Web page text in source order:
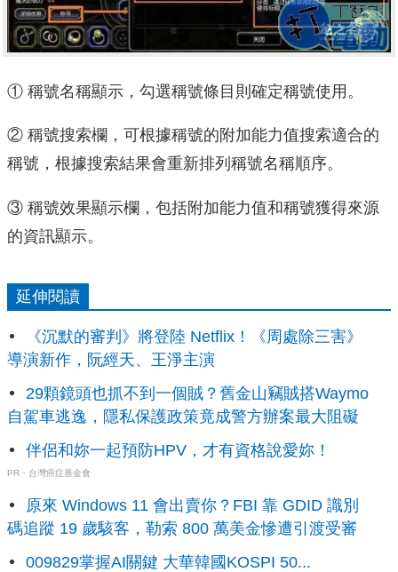
① 稱號名稱顯示，勾選稱號條目則確定稱號使用。
② 稱號搜索欄，可根據稱號的附加能力值搜索適合的
稱號，根據搜索結果會重新排列稱號名稱順序。
③ 稱號效果顯示欄，包括附加能力值和稱號獲得來源
的資訊顯示。
延伸閱讀
《沉默的審判》將登陸 Netflix！《周處除三害》
導演新作，阮經天、王淨主演
29顆鏡頭也抓不到一個賊？舊金山竊賊搭Waymo
自駕車逃逸，隱私保護政策竟成警方辦案最大阻礙
伴侶和妳一起預防HPV，才有資格說愛妳！
PR・台灣癌症基金會
原來 Windows 11 會出賣你？FBI 靠 GDID 識別
碼追蹤 19 歲駭客，勒索 800 萬美金慘遭引渡受審
009829掌握AI關鍵 大華韓國KOSPI 50...